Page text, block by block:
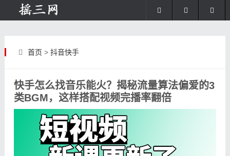
首页 > 抖音快手
快手怎么找音乐能火？揭秘流量算法偏爱的3
类BGM，这样搭配视频完播率翻倍